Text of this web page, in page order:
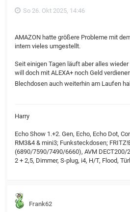
So 26. Okt 2025, 14:46
AMAZON hatte größere Probleme mit
intern vieles umgestellt.
Seit einigen Tagen läuft aber alles
will doch mit ALEXA+ noch Geld
Blechdosen auch weiterhin am Laufen
Harry
Echo Show 1.+2. Gen, Echo, Echo Dot,
RM3&4 & mini3; Funksteckdosen;
(6890/7590/7490/6660), AVM DECT200/
2 + 2,5, Dimmer, S-plug, i4, H/T, Flood,
Frank62